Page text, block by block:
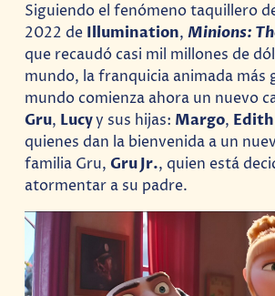
Siguiendo el fenómeno taquillero
2022 de Illumination,Minions:
que recaudó casi mil millones de
mundo, la franquicia animada más
mundo comienza ahora un nuevo
Gru, Lucyy sus hijas: Margo,
quienes dan la bienvenida a un
familia Gru,Gru Jr., quien está
atormentar a su padre.